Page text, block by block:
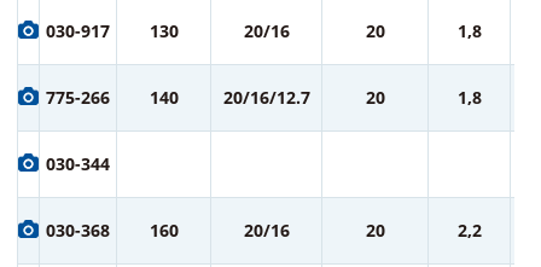
030-917 130 20/16 20 1,8
775-266 140 20/16/12.7 20 1,8
030-344
030-368 160 20/16 20 2,2